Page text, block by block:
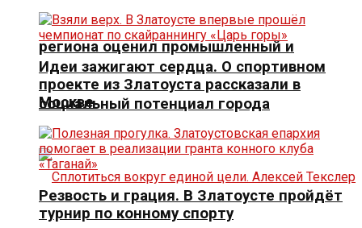
региона оценил промышленный и
социальный потенциал города
Идеи зажигают сердца. О спортивном
проекте из Златоуста рассказали в
Москве
Резвость и грация. В Златоусте пройдёт
турнир по конному спорту